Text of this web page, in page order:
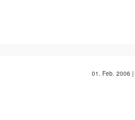
01. Feb. 2006 |